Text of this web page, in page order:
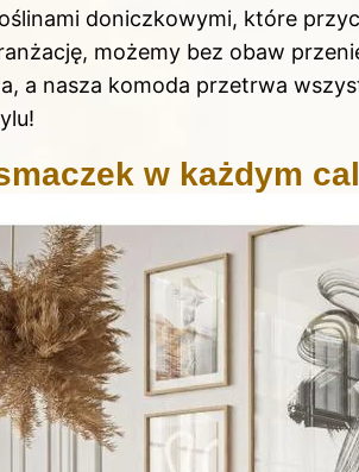
doniczkowymi, które
możemy bez obaw
a nasza komoda przetrwa
w każdym